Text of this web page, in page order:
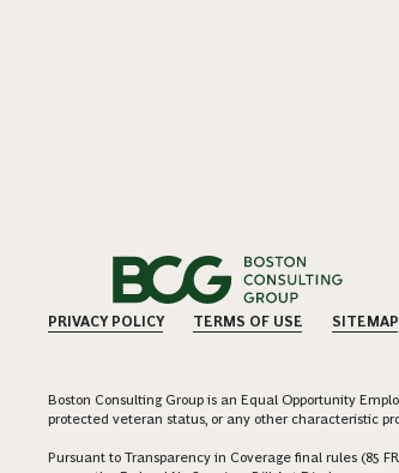
PRIVACY POLICY TERMS OF USE SITEMAP
Boston Consulting Group is an Equal Opportunity
protected veteran status, or any other characteristic
Pursuant to Transparency in Coverage final rules (85